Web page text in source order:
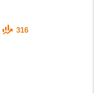
316